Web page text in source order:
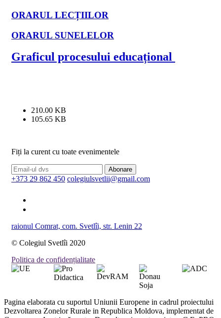
ORARUL LECȚIILOR
ORARUL SUNELELOR
Graficul procesului educațional
210.00 KB
105.65 KB
Fiți la curent cu toate evenimentele
Abonare
+373 29 862 450 colegiulsvetlii@gmail.com
raionul Comrat, com. Svetlîi, str. Lenin 22
© Colegiul Svetlîi 2020
Politica de confidențialitate
Pagina elaborata cu suportul Uniunii Europene in cadrul proiectului
Dezvoltarea Zonelor Rurale in Republica Moldova, implementat de